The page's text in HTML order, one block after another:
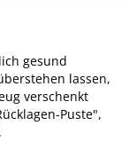
gesund
lassen,
verschenkt
Puste",